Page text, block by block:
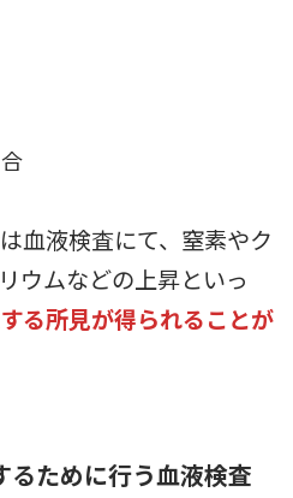
血液検査にて、窒素やク
ウムなどの上昇といっ
る所見が得られることが
るために行う血液検査